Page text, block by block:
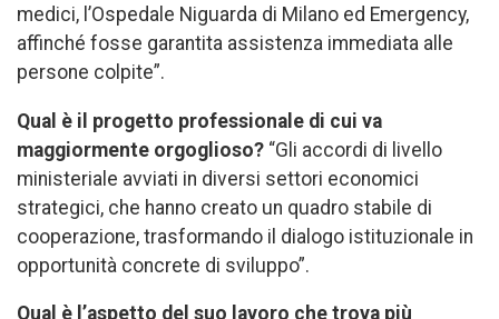
medici, l’Ospedale Niguarda di Milano ed Emergency,
affinché fosse garantita assistenza immediata alle
persone colpite”.
Qual è il progetto professionale di cui va
maggiormente orgoglioso? “Gli accordi di livello
ministeriale avviati in diversi settori economici
strategici, che hanno creato un quadro stabile di
cooperazione, trasformando il dialogo istituzionale in
opportunità concrete di sviluppo”.
Qual è l’aspetto del suo lavoro che trova più